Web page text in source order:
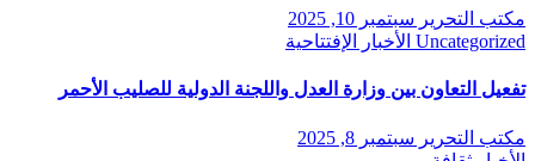
مكتب التحرير سبتمبر 10, 2025
Uncategorized الأخبار الإفتتاحية
تفعيل التعاون بين وزارة العدل واللجنة الدولية للصليب الأحمر
مكتب التحرير سبتمبر 8, 2025